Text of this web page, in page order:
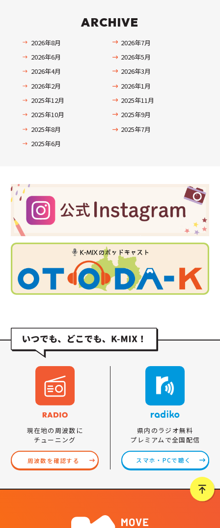
ARCHIVE
2026年8月
2026年7月
2026年6月
2026年5月
2026年4月
2026年3月
2026年2月
2026年1月
2025年12月
2025年11月
2025年10月
2025年9月
2025年8月
2025年7月
2025年6月
現在地の周波数に
チューニング
周波数を確認する
県内のラジオ無料
プレミアムで全国配信
スマホ・PCで聴く